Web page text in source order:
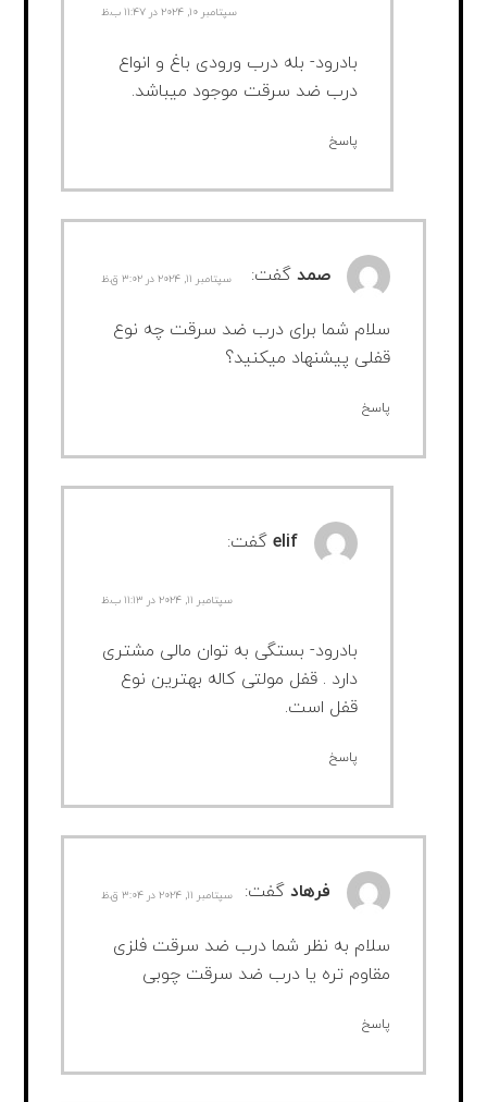
سپتامبر ۱۰, ۲۰۲۴ در ۱۱:۴۷ ب.ظ
بادرود- بله درب ورودی باغ و انواع
درب ضد سرقت موجود میباشد.
پاسخ
صمد گفت: سپتامبر ۱۱, ۲۰۲۴ در ۳:۰۲ ق.ظ
سلام شما برای درب ضد سرقت چه نوع
قفلی پیشنهاد میکنید؟
پاسخ
elif گفت:
سپتامبر ۱۱, ۲۰۲۴ در ۱۱:۱۳ ب.ظ
بادرود- بستگی به توان مالی مشتری
دارد . قفل مولتی کاله بهترین نوع
قفل است.
پاسخ
فرهاد گفت: سپتامبر ۱۱, ۲۰۲۴ در ۳:۰۴ ق.ظ
سلام به نظر شما درب ضد سرقت فلزی
مقاوم تره یا درب ضد سرقت چوبی
پاسخ